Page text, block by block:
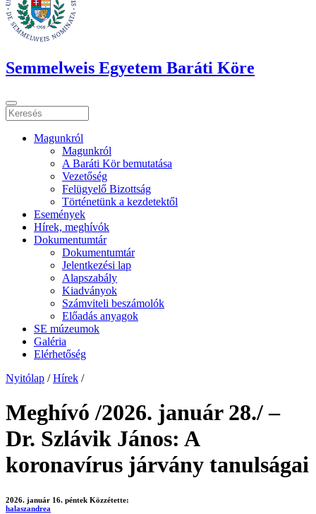
Semmelweis Egyetem Baráti Köre
Magunkról
Magunkról
A Baráti Kör bemutatása
Vezetőség
Felügyelő Bizottság
Történetünk a kezdetektől
Események
Hírek, meghívók
Dokumentumtár
Dokumentumtár
Jelentkezési lap
Alapszabály
Kiadványok
Számviteli beszámolók
Előadás anyagok
SE múzeumok
Galéria
Elérhetőség
Nyitólap / Hírek /
Meghívó /2026. január 28./ –
Dr. Szlávik János: A
koronavírus járvány tanulságai
2026. január 16. péntek Közzétette:
halaszandrea